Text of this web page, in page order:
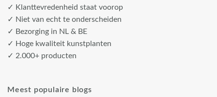
✓ Klanttevredenheid staat voorop
✓ Niet van echt te onderscheiden
✓ Bezorging in NL & BE
✓ Hoge kwaliteit kunstplanten
✓ 2.000+ producten
Meest populaire blogs